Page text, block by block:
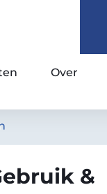
Over
&